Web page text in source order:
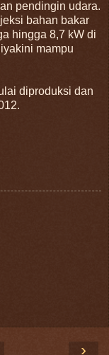
pendingin udara.
bahan bakar
hingga 8,7 kW di
mampu
diproduksi dan
›